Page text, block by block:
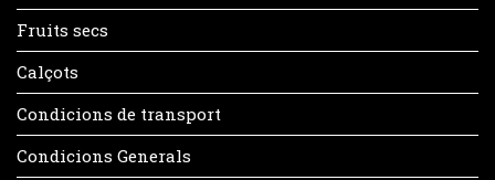
Fruits secs
Calçots
Condicions de transport
Condicions Generals